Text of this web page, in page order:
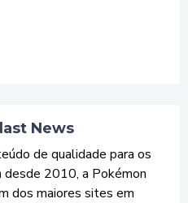
News
de qualidade para os
desde 2010, a Pokémon
dos maiores sites em